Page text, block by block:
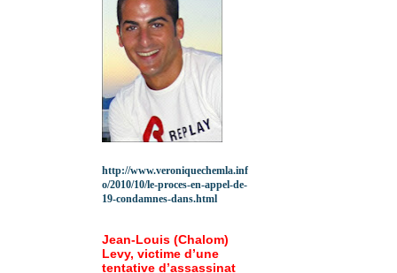
http://www.veroniquechemla.inf
o/2010/10/le-proces-en-appel-de-
19-condamnes-dans.html
Jean-Louis (Chalom)
Levy, victime d’une
tentative d’assassinat